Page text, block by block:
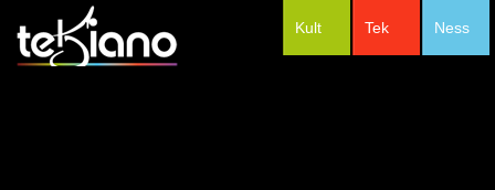
Ness
Tek
Kult